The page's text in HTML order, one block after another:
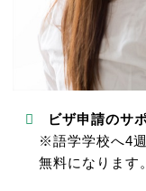
ビザ申請のサ
※語学学校へ4
無料になります。